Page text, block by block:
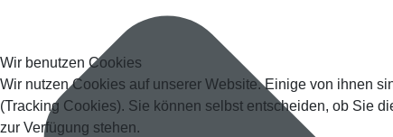
Wir benutzen Cookies
Wir nutzen Cookies auf unserer Website. Einige von ihnen
(Tracking Cookies). Sie können selbst entscheiden, ob Sie
zur Verfügung stehen.